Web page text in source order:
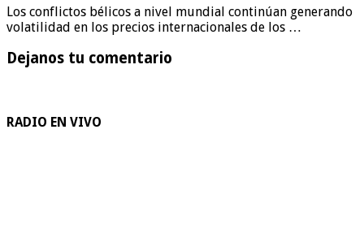
Los conflictos bélicos a nivel mundial continúan generando
volatilidad en los precios internacionales de los …
Dejanos tu comentario
RADIO EN VIVO